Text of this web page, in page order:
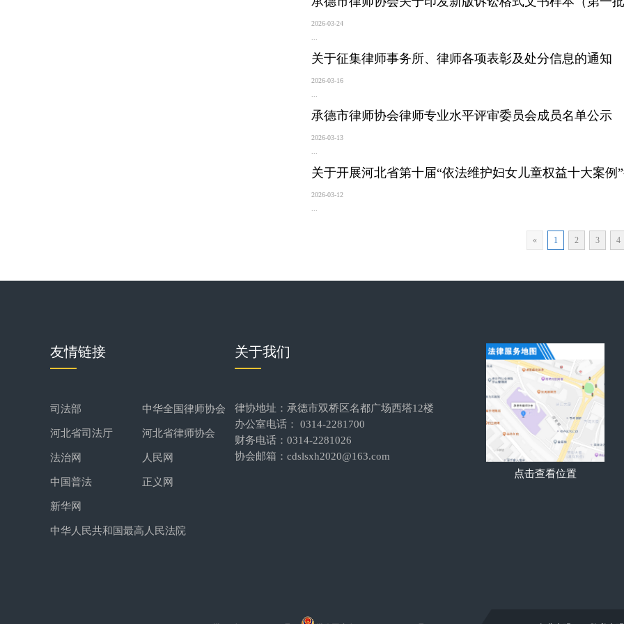
2026-03-24
关于征集律师事务所、律师各项表彰及处分信息的通知
2026-03-16
承德市律师协会律师专业水平评审委员会成员名单公示
2026-03-13
关于开展河北省第十届“依法维护妇女儿童权益十大案例
2026-03-12
« 1 2 3 4
友情链接
司法部 中华全国律师协会
河北省司法厅 河北省律师协会
法治网 人民网
中国普法 正义网
新华网
中华人民共和国最高人民法院
关于我们
律协地址：承德市双桥区名都广场西塔12楼
办公室电话： 0314-2281700
财务电话：0314-2281026
协会邮箱：cdslsxh2020@163.com
点击查看位置